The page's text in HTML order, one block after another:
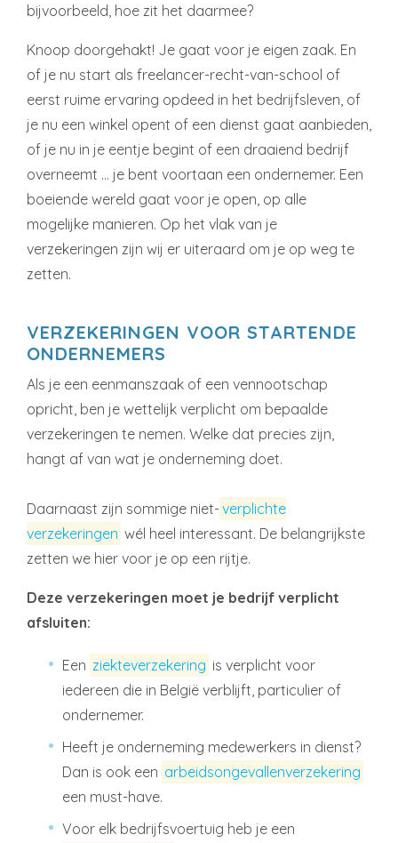
bijvoorbeeld, hoe zit het daarmee?
Knoop doorgehakt! Je gaat voor je eigen zaak. En
of je nu start als freelancer-recht-van-school of
eerst ruime ervaring opdeed in het bedrijfsleven, of
je nu een winkel opent of een dienst gaat aanbieden,
of je nu in je eentje begint of een draaiend bedrijf
overneemt … je bent voortaan een ondernemer. Een
boeiende wereld gaat voor je open, op alle
mogelijke manieren. Op het vlak van je
verzekeringen zijn wij er uiteraard om je op weg te
zetten.
VERZEKERINGEN VOOR STARTENDE
ONDERNEMERS
Als je een eenmanszaak of een vennootschap
opricht, ben je wettelijk verplicht om bepaalde
verzekeringen te nemen. Welke dat precies zijn,
hangt af van wat je onderneming doet.
Daarnaast zijn sommige niet-verplichte
verzekeringen wél heel interessant. De belangrijkste
zetten we hier voor je op een rijtje.
Deze verzekeringen moet je bedrijf verplicht
afsluiten:
Een ziekteverzekering is verplicht voor
iedereen die in België verblijft, particulier of
ondernemer.
Heeft je onderneming medewerkers in dienst?
Dan is ook een arbeidsongevallenverzekering
een must-have.
Voor elk bedrijfsvoertuig heb je een